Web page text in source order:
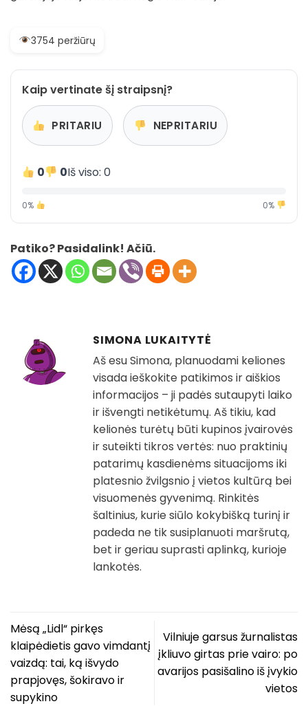
3754 peržiūrų
Kaip vertinate šį straipsnį?
PRITARIU NEPRITARIU
0 0Iš viso: 0
0% 0%
Patiko? Pasidalink! Ačiū.
SIMONA LUKAITYTĖ
Aš esu Simona, planuodami keliones
visada ieškokite patikimos ir aiškios
informacijos – ji padės sutaupyti laiko
ir išvengti netikėtumų. Aš tikiu, kad
kelionės turėtų būti kupinos įvairovės
ir suteikti tikros vertės: nuo praktinių
patarimų kasdienėms situacijoms iki
platesnio žvilgsnio į vietos kultūrą bei
visuomenės gyvenimą. Rinkitės
šaltinius, kurie siūlo kokybišką turinį ir
padeda ne tik susiplanuoti maršrutą,
bet ir geriau suprasti aplinką, kurioje
lankotės.
Mėsą „Lidl“ pirkęs
klaipėdietis gavo vimdantį
vaizdą: tai, ką išvydo
prapjovęs, šokiravo ir
supykino
Vilniuje garsus žurnalistas
įkliuvo girtas prie vairo: po
avarijos pasišalino iš įvykio
vietos